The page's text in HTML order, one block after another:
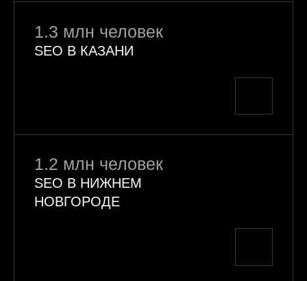
1.3 млн человек
SEO В КАЗАНИ
1.2 млн человек
SEO В НИЖНЕМ
НОВГОРОДЕ